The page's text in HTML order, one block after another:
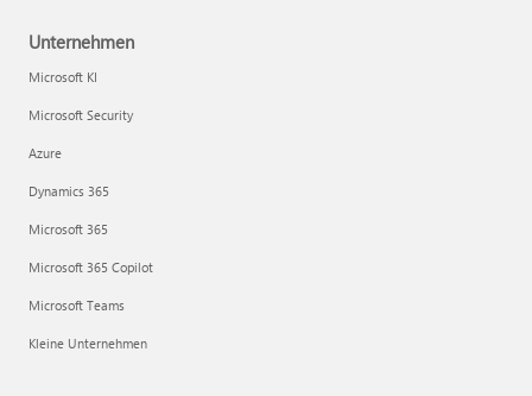
Unternehmen
Microsoft KI
Microsoft Security
Azure
Dynamics 365
Microsoft 365
Microsoft 365 Copilot
Microsoft Teams
Kleine Unternehmen